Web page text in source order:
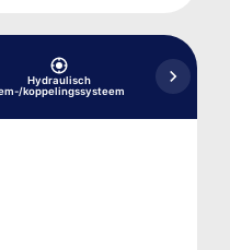
Hydraulisch
koppelingssysteem